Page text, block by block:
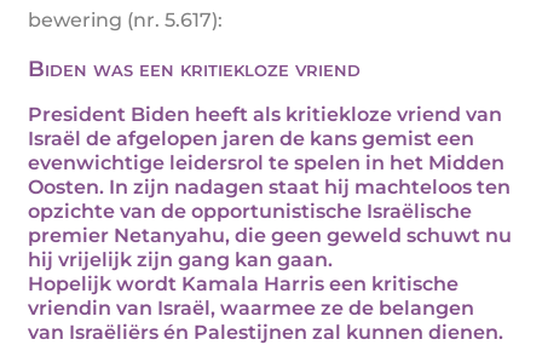
bewering (nr. 5.617):
Biden was een kritiekloze vriend
President Biden heeft als kritiekloze vriend van
Israël de afgelopen jaren de kans gemist een
evenwichtige leidersrol te spelen in het Midden
Oosten. In zijn nadagen staat hij machteloos ten
opzichte van de opportunistische Israëlische
premier Netanyahu, die geen geweld schuwt nu
hij vrijelijk zijn gang kan gaan.
Hopelijk wordt Kamala Harris een kritische
vriendin van Israël, waarmee ze de belangen
van Israëliërs én Palestijnen zal kunnen dienen.